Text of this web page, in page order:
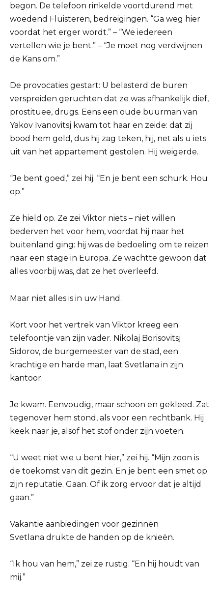
begon. De telefoon rinkelde voortdurend met
woedend Fluisteren, bedreigingen. “Ga weg hier
voordat het erger wordt.” – “We iedereen
vertellen wie je bent.” – “Je moet nog verdwijnen
de Kans om.”
De provocaties gestart: U belasterd de buren
verspreiden geruchten dat ze was afhankelijk dief,
prostituee, drugs. Eens een oude buurman van
Yakov Ivanovitsj kwam tot haar en zeide: dat zij
bood hem geld, dus hij zag teken, hij, net als u iets
uit van het appartement gestolen. Hij weigerde.
“Je bent goed,” zei hij. “En je bent een schurk. Hou
op.”
Ze hield op. Ze zei Viktor niets – niet willen
bederven het voor hem, voordat hij naar het
buitenland ging: hij was de bedoeling om te reizen
naar een stage in Europa. Ze wachtte gewoon dat
alles voorbij was, dat ze het overleefd.
Maar niet alles is in uw Hand.
Kort voor het vertrek van Viktor kreeg een
telefoontje van zijn vader. Nikolaj Borisovitsj
Sidorov, de burgemeester van de stad, een
krachtige en harde man, laat Svetlana in zijn
kantoor.
Je kwam. Eenvoudig, maar schoon en gekleed. Zat
tegenover hem stond, als voor een rechtbank. Hij
keek naar je, alsof het stof onder zijn voeten.
“U weet niet wie u bent hier,” zei hij. “Mijn zoon is
de toekomst van dit gezin. En je bent een smet op
zijn reputatie. Gaan. Of ik zorg ervoor dat je altijd
gaan.”
Vakantie aanbiedingen voor gezinnen
Svetlana drukte de handen op de knieën.
“Ik hou van hem,” zei ze rustig. “En hij houdt van
mij.”